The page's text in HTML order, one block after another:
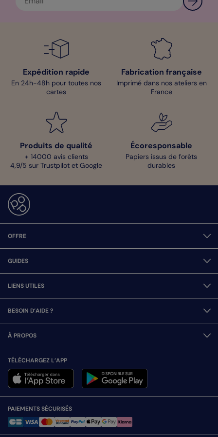
Expédition rapide
En 24h-48h pour toutes nos
cartes
Fabrication française
Imprimé dans nos ateliers en
France
Produits de qualité
+ 14000 avis clients
4,9/5 sur Trustpilot et Google
Écoresponsable
Papiers issus de forêts
durables
OFFRE
GUIDES
LIENS UTILES
BESOIN D’AIDE ?
À PROPOS
TÉLÉCHARGEZ L’APP
PAIEMENTS SÉCURISÉS